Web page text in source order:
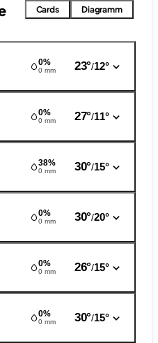
Cards Diagramm
0%
0 mm 23°/12°
0%
0 mm 27°/11°
38%
0 mm 30°/15°
0%
0 mm 30°/20°
0%
0 mm 26°/15°
0%
0 mm 30°/15°